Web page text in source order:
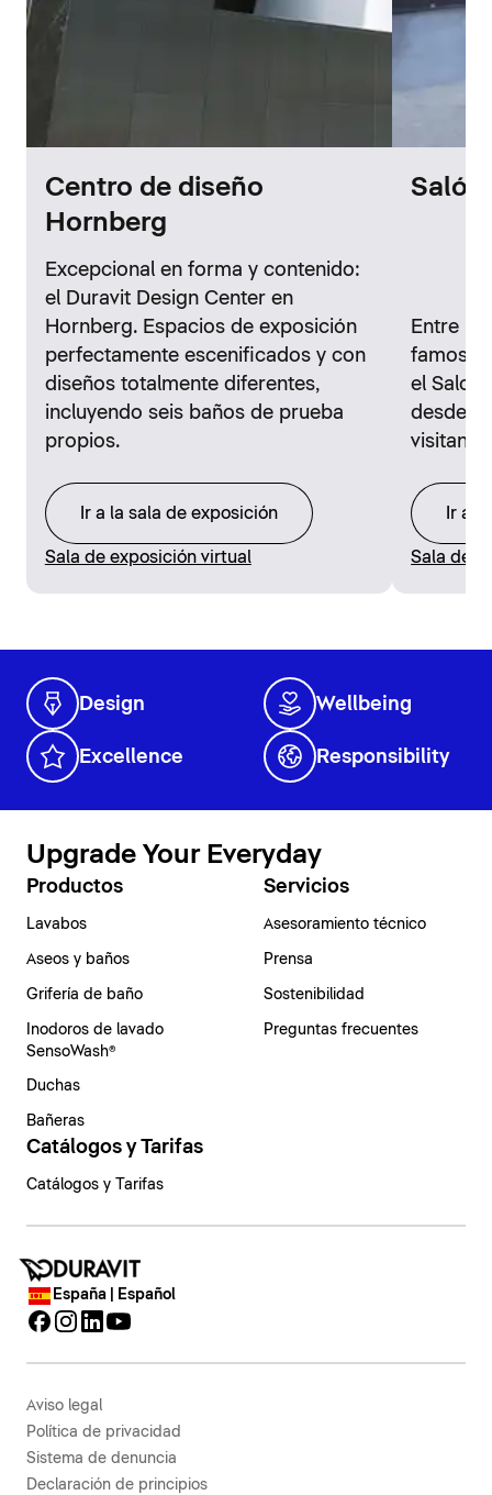
Centro de diseño
Hornberg
Excepcional en forma y contenido:
el Duravit Design Center en
Hornberg. Espacios de exposición
perfectamente escenificados y con
diseños totalmente diferentes,
incluyendo seis baños de prueba
propios.
Ir a la sala de exposición
Sala de exposición virtual
Salón
Entre la
famoso
el Salon
desde
Ir a
Sala de
Design Wellbeing
Excellence Responsibility
Upgrade Your Everyday
Productos
Lavabos
Aseos y baños
Grifería de baño
Inodoros de lavado
SensoWash®
Duchas
Bañeras
Servicios
Asesoramiento técnico
Prensa
Sostenibilidad
Preguntas frecuentes
Catálogos y Tarifas
Catálogos y Tarifas
España | Español
Aviso legal
Política de privacidad
Sistema de denuncia
Declaración de principios